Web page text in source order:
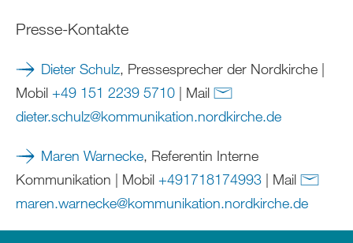
Presse-Kontakte
Dieter Schulz, Pressesprecher der Nordkirche |
Mobil +49 151 2239 5710 | Mail
dieter.schulz@kommunikation.nordkirche.de
Maren Warnecke, Referentin Interne
Kommunikation | Mobil +491718174993 | Mail
maren.warnecke@kommunikation.nordkirche.de